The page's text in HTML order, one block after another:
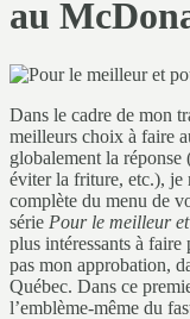
au
Dans le cadre de mon
meilleurs choix à faire
globalement la réponse
éviter la friture, etc.), je
complète du menu de
série Pour le meilleur
plus intéressants à
pas mon approbation,
Québec. Dans ce
l’emblème-même du